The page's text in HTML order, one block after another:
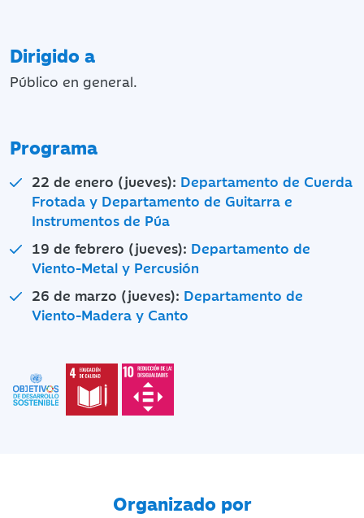
Dirigido a
Público en general.
Programa
22 de enero (jueves): Departamento de Cuerda
Frotada y Departamento de Guitarra e
Instrumentos de Púa
19 de febrero (jueves): Departamento de
Viento-Metal y Percusión
26 de marzo (jueves): Departamento de
Viento-Madera y Canto
Organizado por